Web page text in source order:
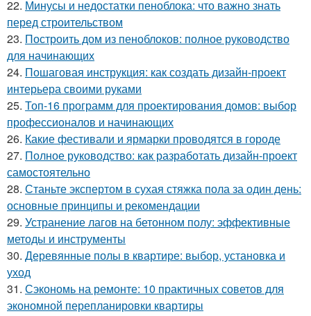
22. Минусы и недостатки пеноблока: что важно знать
перед строительством
23. Построить дом из пеноблоков: полное руководство
для начинающих
24. Пошаговая инструкция: как создать дизайн-проект
интерьера своими руками
25. Топ-16 программ для проектирования домов: выбор
профессионалов и начинающих
26. Какие фестивали и ярмарки проводятся в городе
27. Полное руководство: как разработать дизайн-проект
самостоятельно
28. Станьте экспертом в сухая стяжка пола за один день:
основные принципы и рекомендации
29. Устранение лагов на бетонном полу: эффективные
методы и инструменты
30. Деревянные полы в квартире: выбор, установка и
уход
31. Сэкономь на ремонте: 10 практичных советов для
экономной перепланировки квартиры